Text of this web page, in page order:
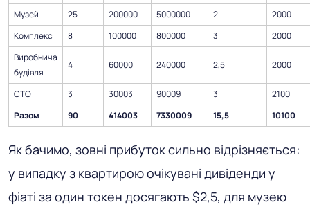
Музей
25 200000 5000000 2
2000
Комплекс
8 100000 800000 3
2000
Виробнича
будівля
4 60000 240000 2,5 2000
СТО 3 30003 90009 3
2100
Разом
90 414003 7330009 15,5 10100
Як бачимо, зовні прибуток сильно відрізняється:
у випадку з квартирою очікувані дивіденди у
фіаті за один токен досягають $2,5, для музею